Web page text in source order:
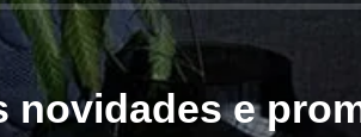
novidades e